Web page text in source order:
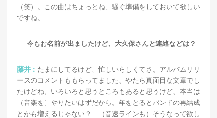
（笑）。この曲はちょっとね、騒ぐ準備をしておいて欲しい
ですね。
──今もお名前が出ましたけど、大久保さんと連絡などは？
藤井： たまにしてるけど、忙しいらしくてさ。アルバムリリ
ースのコメントももらってました、やたら真面目な文章でし
たけどね。いろいろと思うところもあると思うけど、本当は
（音楽を）やりたいはずだから。年をとるとバンドの再結成
とかも増えるじゃない？ （音速ラインも）そうなって欲し